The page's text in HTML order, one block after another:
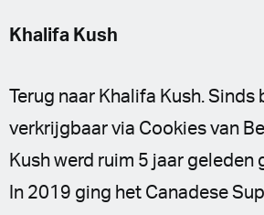
Khalifa Kush
Terug naar Khalifa Kush. Sinds
verkrijgbaar via Cookies van
Kush werd ruim 5 jaar
In 2019 ging het Canadese